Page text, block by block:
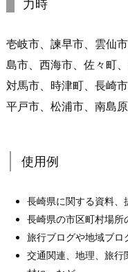
力時
壱岐市、諫早市、雲仙
島市、西海市、佐々町
対馬市、時津町、長崎
平戸市、松浦市、南島
使用例
長崎県に関する資料、
長崎県の市区町村場所
旅行ブログや地域ブロ
交通関連、地理、旅行